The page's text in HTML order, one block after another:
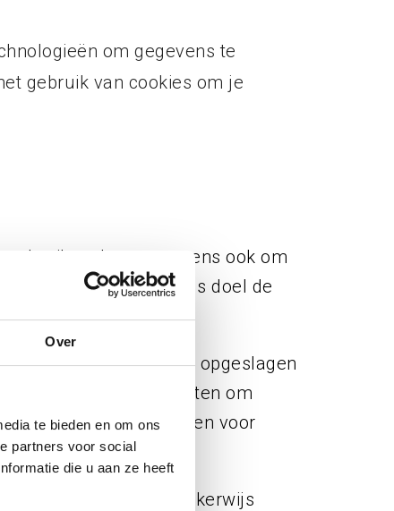
Over
te bieden en om ons
partners voor social
die u aan ze heeft
om gegevens te
gebruik van cookies om je
deze gegevens ook om
en advertenties met als doel de
voor zover ze worden opgeslagen
gesloten om
we gegevens gebruiken voor
deze software mogelijkerwijs